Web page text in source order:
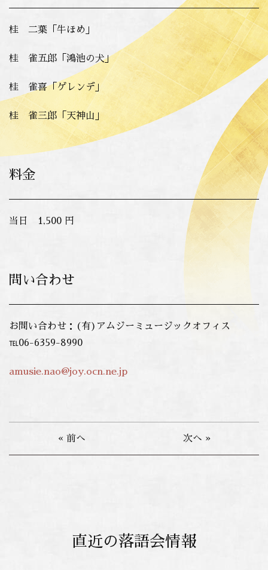
桂 二葉「牛ほめ」
桂 雀五郎「鴻池の犬」
桂 雀喜「ゲレンデ」
桂 雀三郎「天神山」
料金
当日 1,500 円
問い合わせ
お問い合わせ：(有)アムジーミュージックオフィス
℡06-6359-8990
amusie.nao@joy.ocn.ne.jp
« 前へ 次へ »
直近の落語会情報